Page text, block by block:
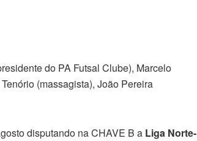
do PA Futsal Clube), Marcelo
(massagista), João Pereira
disputando na CHAVE B a Liga Norte-